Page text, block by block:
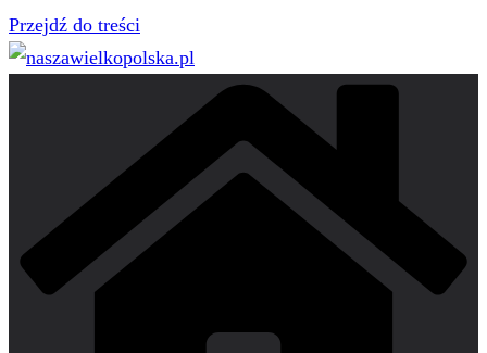
Przejdź do treści